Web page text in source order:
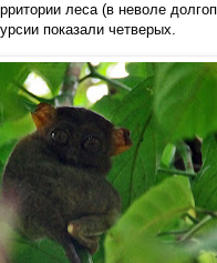
леса (в неволе
показали четверых.